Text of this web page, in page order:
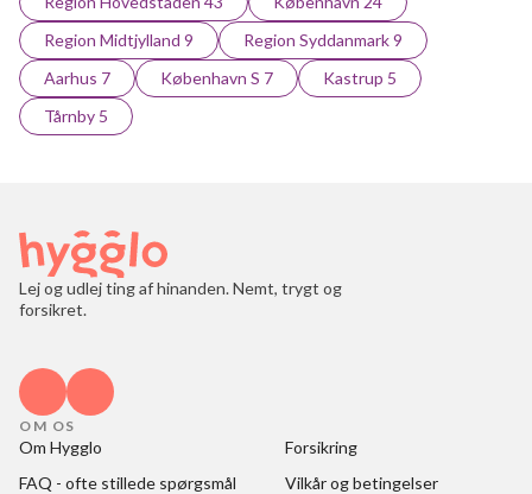
Region Midtjylland 9
Region Syddanmark 9
Aarhus 7
København S 7
Kastrup 5
Tårnby 5
Lej og udlej ting af hinanden. Nemt, trygt og
forsikret.
OM OS
Om Hygglo
Forsikring
FAQ - ofte stillede spørgsmål
Vilkår og betingelser